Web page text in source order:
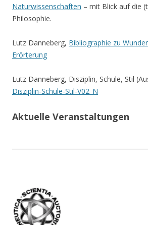
Naturwissenschaften – mit Blick auf die
Philosophie.
Lutz Danneberg, Bibliographie zu
Erörterung
Lutz Danneberg, Disziplin, Schule, Stil
Disziplin-Schule-Stil-V02_N
Aktuelle Veranstaltungen